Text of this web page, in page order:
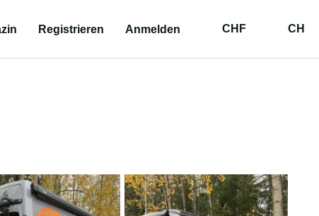
Registrieren Anmelden CHF CH